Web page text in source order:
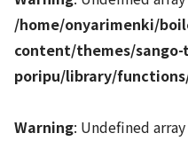
/home/onyarimenki/
content/themes/sango-
poripu/library/
Warning: Undefined